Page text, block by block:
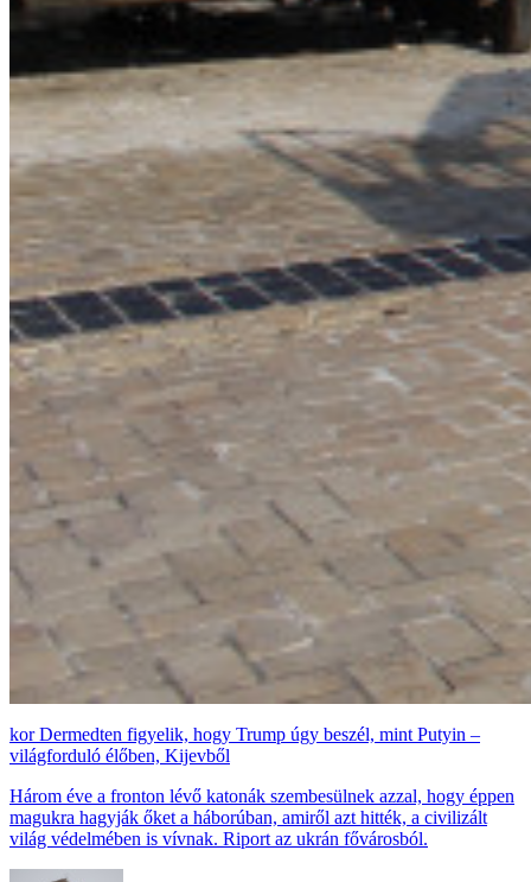
Dermedten figyelik, hogy Trump úgy beszél, mint Putyin –
világforduló élőben, Kijevből
Három éve a fronton lévő katonák szembesülnek azzal, hogy éppen
magukra hagyják őket a háborúban, amiről azt hitték, a civilizált
világ védelmében is vívnak. Riport az ukrán fővárosból.